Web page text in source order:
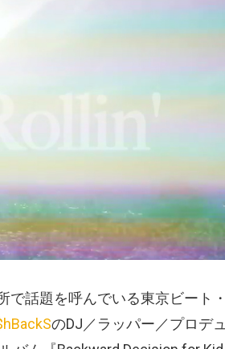
話題を呼んでいる東京ビート・
のDJ／ラッパー／プロデュ